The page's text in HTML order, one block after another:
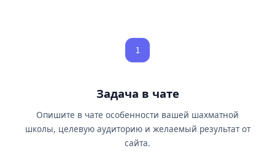
1
Задача в чате
Опишите в чате особенности вашей шахматной
школы, целевую аудиторию и желаемый результат от
сайта.